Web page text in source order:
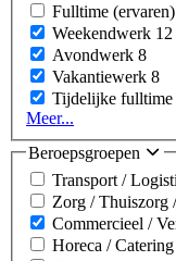
Fulltime (ervaren)
Weekendwerk 12
Avondwerk 8
Vakantiewerk 8
Tijdelijke fulltime
Meer...
Beroepsgroepen
Transport /
Zorg / Thuiszorg
Commercieel /
Horeca / Catering